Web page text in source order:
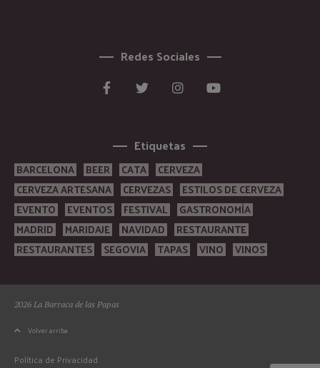
Redes Sociales
Etiquetas
BARCELONA BEER CATA
CERVEZA
CERVEZA ARTESANA
CERVEZAS
ESTILOS DE CERVEZA
EVENTO
EVENTOS FESTIVAL
GASTRONOMÍA
MADRID
MARIDAJE NAVIDAD
RESTAURANTE
RESTAURANTES
SEGOVIA TAPAS VINO VINOS
2026 La Barraca de las Papas
Volver arriba
Política de Privacidad